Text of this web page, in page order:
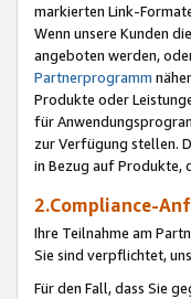
markierten Link-
Wenn unsere Kunden
angeboten werden,
Partnerprogramm
Produkte oder
für
zur Verfügung stellen.
in Bezug auf Produkte,
2.Compliance-
Ihre Teilnahme am
Sie sind verpflichtet,
Für den Fall, dass Sie